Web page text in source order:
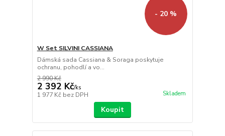
- 20 %
W Set SILVINI CASSIANA
Dámská sada Cassiana & Soraga poskytuje
ochranu, pohodlí a vo...
2 990 Kč
2 392 Kč/ks
1 977 Kč bez DPH Skladem
Koupit